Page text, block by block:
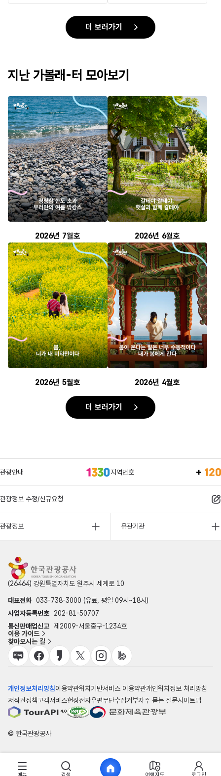
더 보러가기
지난 가볼래-터 모아보기
2026년 7월호 2026년 6월호
2026년 5월호 2026년 4월호
더 보러가기
관광안내 지역번호
관광정보 수정/신규요청
관광정보 유관기관
(26464) 강원특별자치도 원주시 세계로 10
대표전화 033-738-3000 (유료, 평일 09시~18시)
사업자등록번호
202-81-50707
통신판매업신고 제2009-서울중구-1234호
이용 가이드
찾아오시는 길
개인정보처리방침이용약관위치기반서비스 이용약관개인위치정보 처리방침
저작권정책고객서비스헌장전자우편무단수집거부자주 묻는 질문사이트맵
© 한국관광공사
메뉴 검색 여행지도 로그인